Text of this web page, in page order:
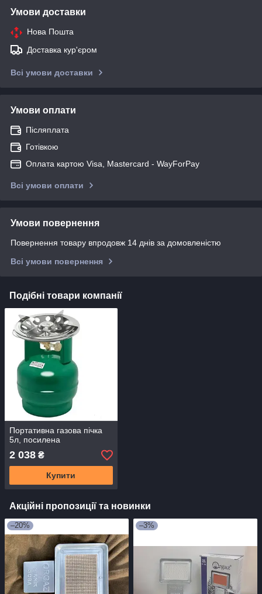
Умови доставки
Нова Пошта
Доставка кур'єром
Всі умови доставки
Умови оплати
Післяплата
Готівкою
Оплата картою Visa, Mastercard - WayForPay
Всі умови оплати
Умови повернення
Повернення товару впродовж 14 днів за домовленістю
Всі умови повернення
Подібні товари компанії
Портативна газова пічка
5л, посилена
2 038 ₴
Купити
Акційні пропозиції та новинки
–20% –3%